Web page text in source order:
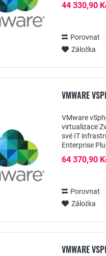
44 330,90
Porovnat
Záložka
VMWARE
VMware
virtualizace
své IT
Enterprise
64 370,90
Porovnat
Záložka
VMWARE